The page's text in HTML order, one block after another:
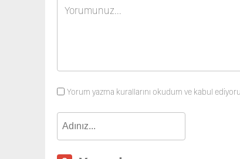
Yorum yazma kurallarını okudum ve kabul